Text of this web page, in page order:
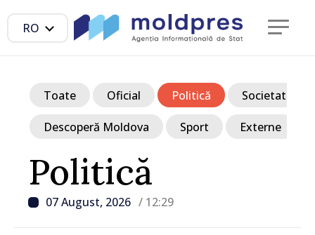
RO
Politică
07 August, 2026 / 12:29
Toate Oficial Politică Societate
Descoperă Moldova Sport Externe